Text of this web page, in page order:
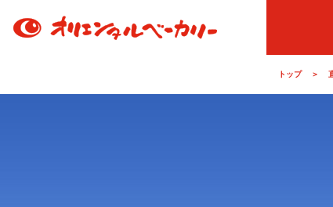
トップ ＞